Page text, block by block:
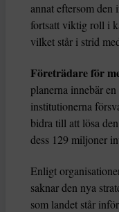
annat eftersom den
fortsatt viktig roll i
vilket står i strid
Företrädare för
planerna innebär
institutionerna
bidra till att lösa
dess 129 miljoner
Enligt
saknar den nya
som landet står